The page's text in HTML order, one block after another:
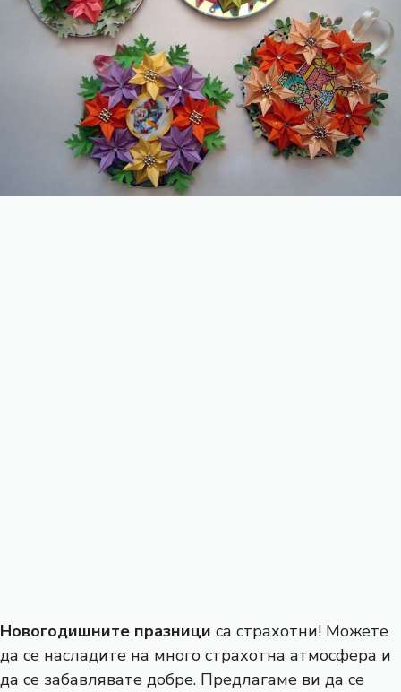
Новогодишните празници са страхотни! Можете
да се насладите на много страхотна атмосфера и
да се забавлявате добре. Предлагаме ви да се